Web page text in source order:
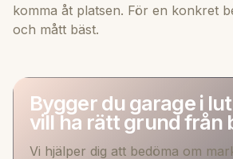
komma åt platsen. För en konkret
och mått bäst.
Bygger du garage i
vill ha rätt grund från
Vi hjälper dig att bedöma om